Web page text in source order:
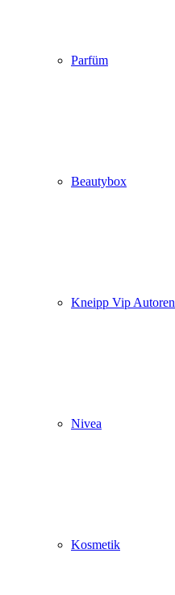
Parfüm
Beautybox
Kneipp Vip Autoren
Nivea
Kosmetik